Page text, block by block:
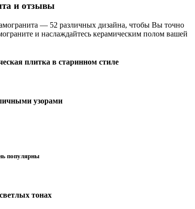
и отзывы
— 52 различных дизайна, чтобы Вы точно
и наслаждайтесь керамическим полом вашей
плитка в старинном стиле
узорами
популярны
тонах